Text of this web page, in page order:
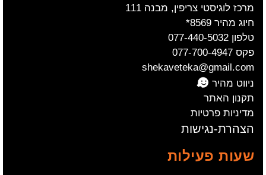
מרכז לוגיסטי צריפין, מבנה 111
חיוג מהיר 8569*
טלפון 077-440-5032
פקס 077-700-4947
shekaveteka@gmail.com
ניווט מהיר
תקנון האתר
מדיניות פרטיות
הצהרת-נגישות
שעות פעילות